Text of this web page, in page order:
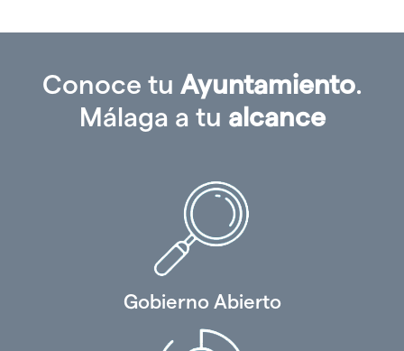
Conoce tu Ayuntamiento.
Málaga a tu alcance
Gobierno Abierto